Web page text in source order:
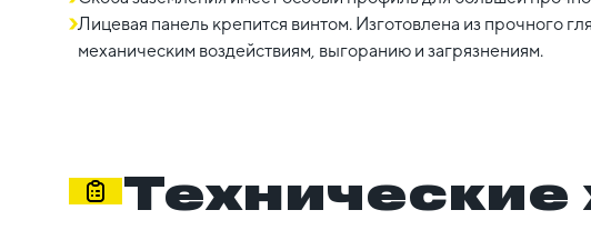
Лицевая панель крепится винтом. Изготовлена из прочного
механическим воздействиям, выгоранию и загрязнениям.
Технические